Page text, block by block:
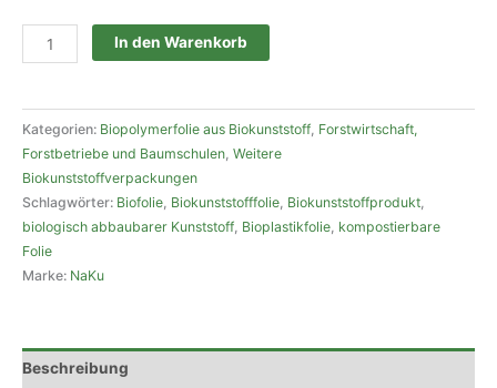
Baumschutzhülle
biologisch
aus
Biokunststoff
Menge
In den Warenkorb
Kategorien: Biopolymerfolie aus Biokunststoff Forstwirtschaft,
Forstbetriebe und Baumschulen Weitere
Biokunststoffverpackungen
Schlagwörter: Biofolie Biokunststofffolie Biokunststoffprodukt
biologisch abbaubarer Kunststoff Bioplastikfolie kompostierbare
Folie
Marke: NaKu
Beschreibung